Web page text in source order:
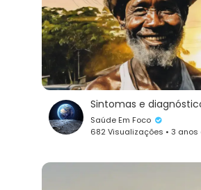
Saúde Em Foco
682 Visualizações • 3